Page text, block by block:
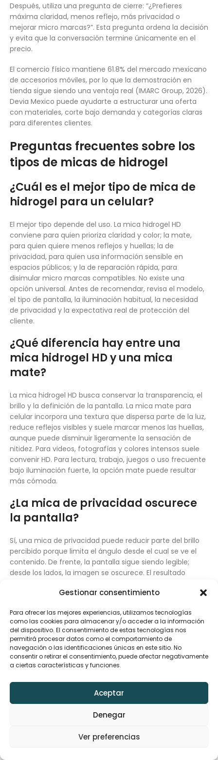
Gestionar consentimiento
Para ofrecer las mejores experiencias, utilizamos tecnologías
como las cookies para almacenar y/o acceder a la información
del dispositivo. El consentimiento de estas tecnologías nos
permitirá procesar datos como el comportamiento de
navegación o las identificaciones únicas en este sitio. No
consentir o retirar el consentimiento, puede afectar negativamente
a ciertas características y funciones.
Aceptar
Denegar
Ver preferencias
Después, utiliza una pregunta de cierre: “¿Prefieres
máxima claridad, menos reflejo, más privacidad o
mejorar micro marcas?”. Esta pregunta ordena la decisión
y evita que la conversación termine únicamente en el
precio.
El comercio físico mantiene 61.8% del mercado mexicano
de accesorios móviles, por lo que la demostración en
tienda sigue siendo una ventaja real (IMARC Group, 2026).
Devia Mexico puede ayudarte a estructurar una oferta
con materiales, corte bajo demanda y categorías claras
para diferentes clientes.
Preguntas frecuentes sobre los
tipos de micas de hidrogel
¿Cuál es el mejor tipo de mica de
hidrogel para un celular?
El mejor tipo depende del uso. La mica hidrogel HD
conviene para quien prioriza claridad y color; la mate,
para quien quiere menos reflejos y huellas; la de
privacidad, para quien usa información sensible en
espacios públicos; y la de reparación rápida, para
disimular micro marcas compatibles. No existe una
opción universal. Antes de recomendar, revisa el modelo,
el tipo de pantalla, la iluminación habitual, la necesidad
de privacidad y la expectativa real de protección del
cliente.
¿Qué diferencia hay entre una
mica hidrogel HD y una mica
mate?
La mica hidrogel HD busca conservar la transparencia, el
brillo y la definición de la pantalla. La mica mate para
celular incorpora una textura que dispersa parte de la luz,
reduce reflejos visibles y suele marcar menos las huellas,
aunque puede disminuir ligeramente la sensación de
nitidez. Para videos, fotografías y colores intensos suele
convenir HD. Para lectura, trabajo, juegos o uso frecuente
bajo iluminación fuerte, la opción mate puede resultar
más cómoda.
¿La mica de privacidad oscurece
la pantalla?
Sí, una mica de privacidad puede reducir parte del brillo
percibido porque limita el ángulo desde el cual se ve el
contenido. De frente, la pantalla sigue siendo legible;
desde los lados, la imagen se oscurece. El resultado
modelo del celular. Antes de venderla, explica este
oficina o mostrador, pero puede exigir aumentar un poco
el brillo del equipo.
¿La mica blue ray protege
realmente los ojos?
Una mica blue ray está diseñada para filtrar una parte de
determinadas longitudes de onda y puede modificar el
tono o el reflejo de la pantalla, pero no debe venderse
como tratamiento médico ni como garantía contra daño
distancia, la iluminación, el parpadeo y los descansos. La